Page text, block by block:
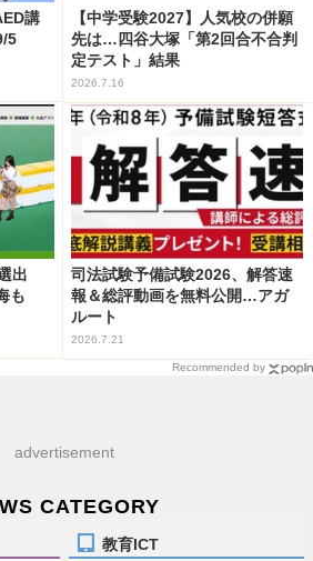
講
5
【中学受験2027】人気校の併願
先は…四谷大塚「第2回合不合判
定テスト」結果
2026.7.16
出
も
司法試験予備試験2026、解答速
報＆総評動画を無料公開…アガ
ルート
2026.7.21
Recommended by
advertisement
CATEGORY
教育ICT